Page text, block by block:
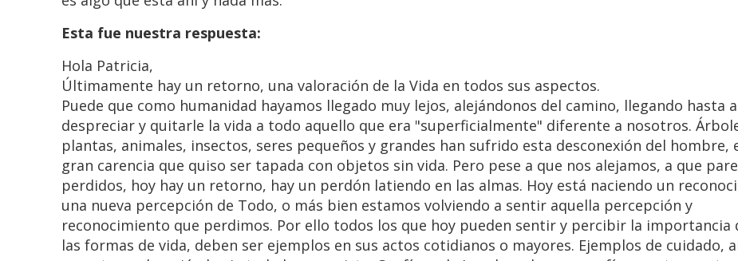
Esta fue nuestra respuesta:
Hola Patricia,
Últimamente hay un retorno, una valoración de la Vida en todos sus aspectos.
Puede que como humanidad hayamos llegado muy lejos, alejándonos del camino, llegando hasta a
despreciar y quitarle la vida a todo aquello que era "superficialmente" diferente a nosotros.
plantas, animales, insectos, seres pequeños y grandes han sufrido esta desconexión del hombre,
gran carencia que quiso ser tapada con objetos sin vida. Pero pese a que nos alejamos, a que
perdidos, hoy hay un retorno, hay un perdón latiendo en las almas. Hoy está naciendo un
una nueva percepción de Todo, o más bien estamos volviendo a sentir aquella percepción y
reconocimiento que perdimos. Por ello todos los que hoy pueden sentir y percibir la importancia
las formas de vida, deben ser ejemplos en sus actos cotidianos o mayores. Ejemplos de cuidado,